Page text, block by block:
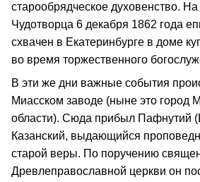
старообрядческое духовенство.
Чудотворца 6 декабря 1862 года
схвачен в Екатеринбурге в доме
во время торжественного
В эти же дни важные события
Миасском заводе (ныне это город
области). Сюда прибыл Пафнутий
Казанский, выдающийся
старой веры. По поручению
Древлеправославной церкви он